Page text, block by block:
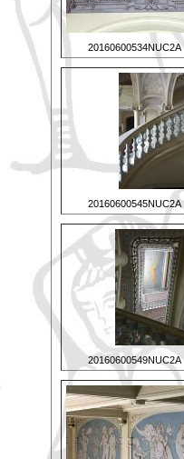
20160600534NUC2A
20160600545NUC2A
20160600549NUC2A